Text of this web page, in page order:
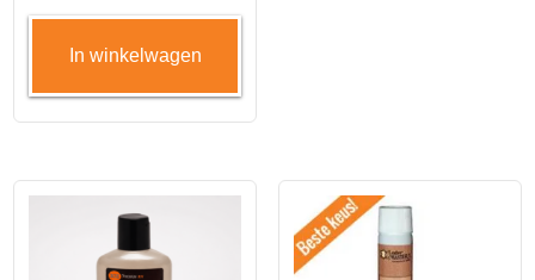
prijs
was:
€ 19.95.
prijs
€ 14.95.
In winkelwagen